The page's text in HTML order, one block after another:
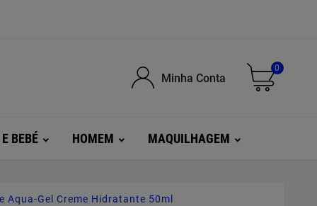
Minha Conta
0
BEBÉ HOMEM MAQUILHAGEM
Aqua-Gel Creme Hidratante 50ml